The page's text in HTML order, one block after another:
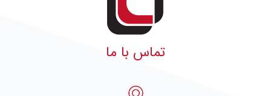
تماس با ما